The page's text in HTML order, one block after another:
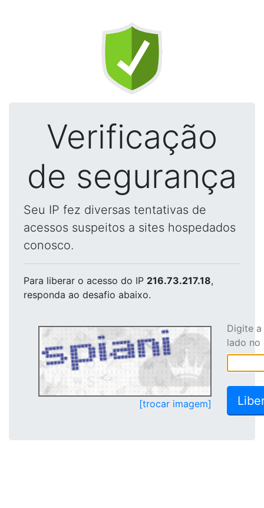
Verificação
de segurança
Seu IP fez diversas tentativas de
acessos suspeitos a sites hospedados
conosco.
Para liberar o acesso do IP 216.73.217.18,
responda ao desafio abaixo.
[trocar imagem]
Digite
lado no